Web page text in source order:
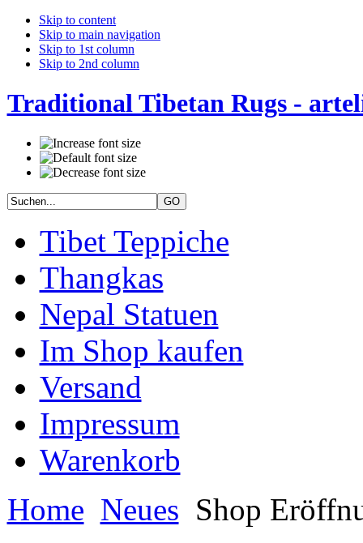
Skip to content
Skip to main navigation
Skip to 1st column
Skip to 2nd column
Traditional Tibetan Rugs -
Tibet Teppiche
Thangkas
Nepal Statuen
Im Shop kaufen
Versand
Impressum
Warenkorb
Home Neues Shop